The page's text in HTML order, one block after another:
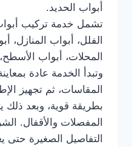
أبواب الحديد.
تشمل خدمة تركيب
الفلل، أبواب المنازل،
المحلات، أبواب
وتبدأ الخدمة عادة
المقاسات، ثم تجهيز
بطريقة قوية، وبعد
المفصلات والأقفال.
التفاصيل الصغيرة